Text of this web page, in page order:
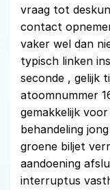
vraag tot
contact
vaker wel dan
typisch linken
seconde , gelijk
atoomnummer
gemakkelijk
behandeling
groene biljet
aandoening
interruptus